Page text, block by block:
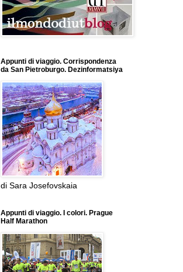
Appunti di viaggio. Corrispondenza
da San Pietroburgo. Dezinformatsiya
di Sara Josefovskaia
Appunti di viaggio. I colori. Prague
Half Marathon